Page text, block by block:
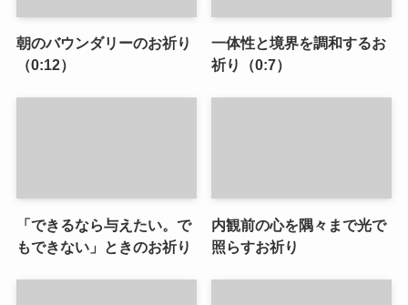
朝のバウンダリーのお祈り
（0:12）
一体性と境界を調和するお
祈り（0:7）
「できるなら与えたい。で
もできない」ときのお祈り
内観前の心を隅々まで光で
照らすお祈り